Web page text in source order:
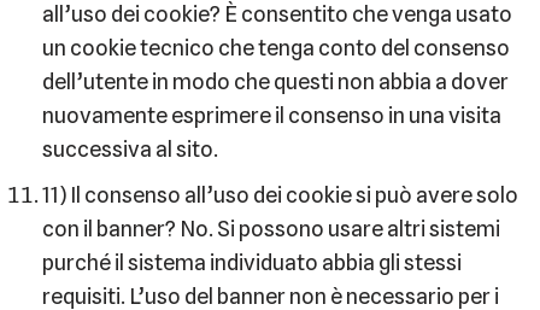
all’uso dei cookie? È consentito che venga usato
un cookie tecnico che tenga conto del consenso
dell’utente in modo che questi non abbia a dover
nuovamente esprimere il consenso in una visita
successiva al sito.
11) Il consenso all’uso dei cookie si può avere solo
con il banner? No. Si possono usare altri sistemi
purché il sistema individuato abbia gli stessi
requisiti. L’uso del banner non è necessario per i